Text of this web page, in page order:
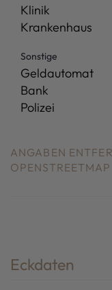
Klinik
Krankenhaus
Sonstige
Geldautomat
Bank
Polizei
ANGABEN
OPENSTREETMAP
Eckdaten